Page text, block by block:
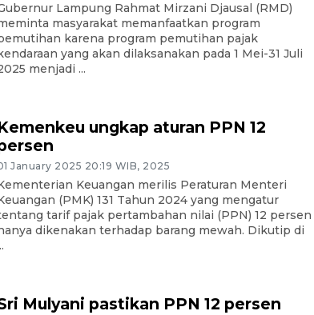
Lampung Rahmat Mirzani Djausal (RMD)
masyarakat memanfaatkan program
karena program pemutihan pajak
yang akan dilaksanakan pada 1 Mei-31 Juli
menjadi ...
ungkap aturan PPN 12
January 2025 20:19 WIB, 2025
Keuangan merilis Peraturan Menteri
(PMK) 131 Tahun 2024 yang mengatur
tarif pajak pertambahan nilai (PPN) 12 persen
dikenakan terhadap barang mewah. Dikutip di
Mulyani pastikan PPN 12 persen